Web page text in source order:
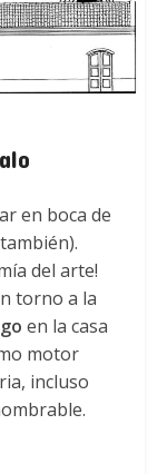
en boca de
del arte!
torno a la
en la casa
motor
incluso